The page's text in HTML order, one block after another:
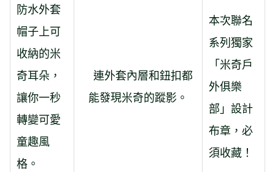
防水外套
帽子上可
收納的米
奇耳朵，
讓你一秒
轉變可愛
童趣風
格。
連外套內層和鈕扣都
能發現米奇的蹤影。
本次聯名
系列獨家
「米奇戶
外俱樂
部」設計
布章，必
須收藏！